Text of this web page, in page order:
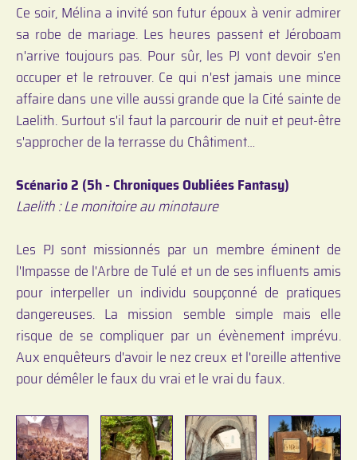
Ce soir, Mélina a invité son futur époux à venir admirer
sa robe de mariage. Les heures passent et Jéroboam
n'arrive toujours pas. Pour sûr, les PJ vont devoir s'en
occuper et le retrouver. Ce qui n'est jamais une mince
affaire dans une ville aussi grande que la Cité sainte de
Laelith. Surtout s'il faut la parcourir de nuit et peut-être
s'approcher de la terrasse du Châtiment…
Scénario 2 (5h - Chroniques Oubliées Fantasy)
Laelith : Le monitoire au minotaure
Les PJ sont missionnés par un membre éminent de
l'Impasse de l'Arbre de Tulé et un de ses influents amis
pour interpeller un individu soupçonné de pratiques
dangereuses. La mission semble simple mais elle
risque de se compliquer par un évènement imprévu.
Aux enquêteurs d'avoir le nez creux et l'oreille attentive
pour démêler le faux du vrai et le vrai du faux.